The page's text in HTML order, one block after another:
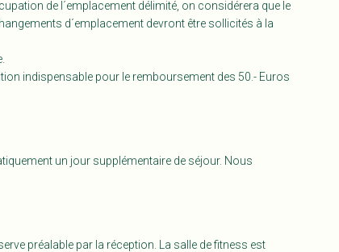
de l´emplacement délimité, on considérera que le
d´emplacement devront être sollicités à la
indispensable pour le remboursement des 50.- Euros
un jour supplémentaire de séjour. Nous
préalable par la réception. La salle de fitness est